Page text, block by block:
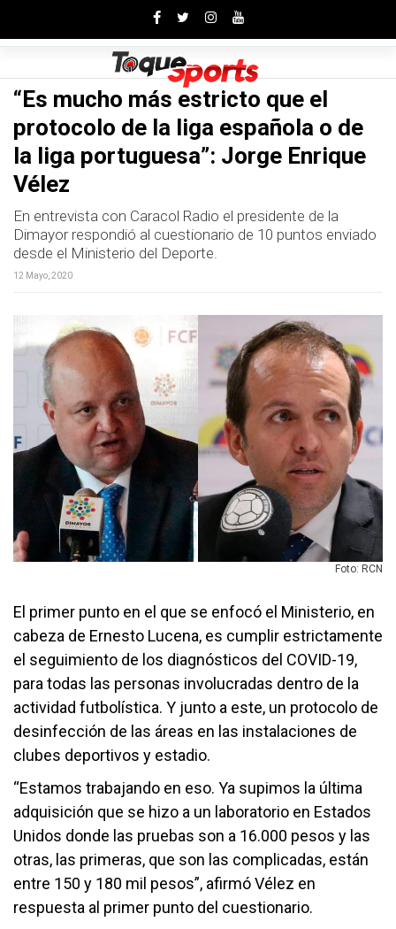
“Es mucho más estricto que el
protocolo de la liga española o de
la liga portuguesa”: Jorge Enrique
Vélez
En entrevista con Caracol Radio el presidente de la
Dimayor respondió al cuestionario de 10 puntos enviado
desde el Ministerio del Deporte.
12 Mayo, 2020
Foto: RCN
El primer punto en el que se enfocó el Ministerio, en
cabeza de Ernesto Lucena, es cumplir estrictamente
el seguimiento de los diagnósticos del COVID-19,
para todas las personas involucradas dentro de la
actividad futbolística. Y junto a este, un protocolo de
desinfección de las áreas en las instalaciones de
clubes deportivos y estadio.
“Estamos trabajando en eso. Ya supimos la última
adquisición que se hizo a un laboratorio en Estados
Unidos donde las pruebas son a 16.000 pesos y las
otras, las primeras, que son las complicadas, están
entre 150 y 180 mil pesos”, afirmó Vélez en
respuesta al primer punto del cuestionario.